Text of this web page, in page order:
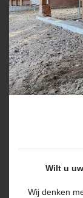
Wilt u
Wij denken